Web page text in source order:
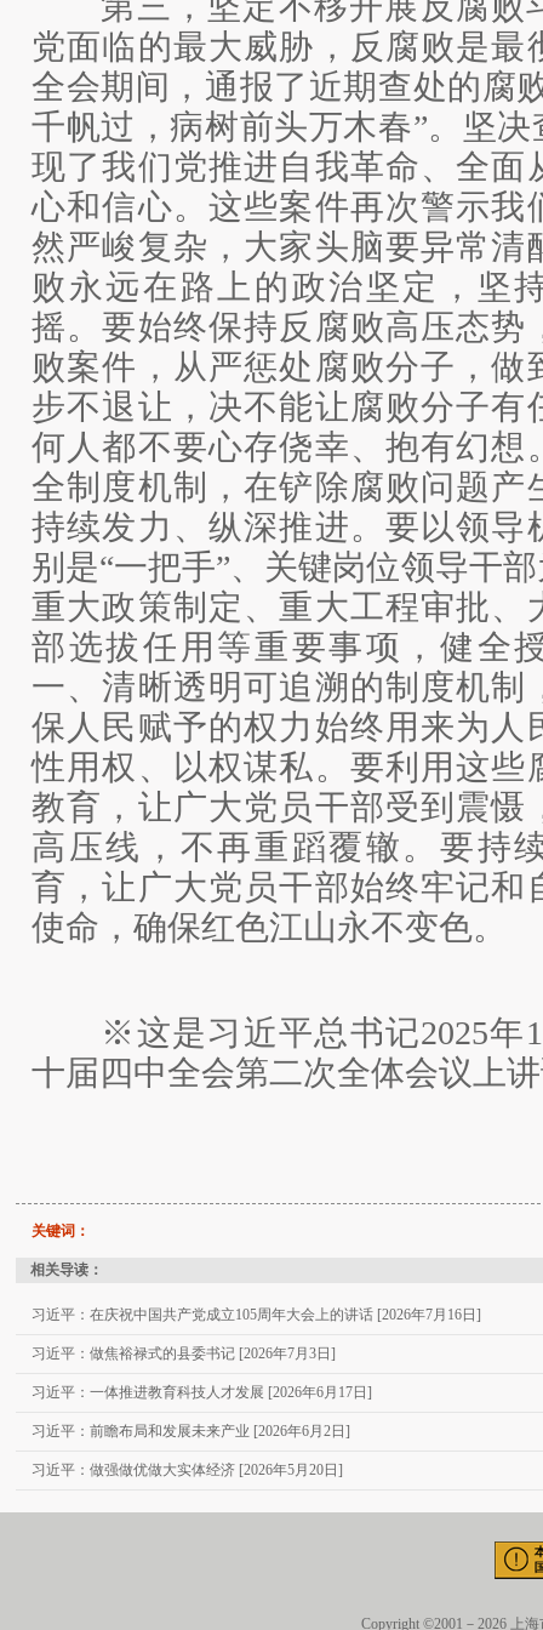
党面临的最大威胁，反腐败是最
全会期间，通报了近期查处的腐
千帆过，病树前头万木春”。坚
现了我们党推进自我革命、全面
心和信心。这些案件再次警示我
然严峻复杂，大家头脑要异常清
败永远在路上的政治坚定，坚
摇。要始终保持反腐败高压态势
败案件，从严惩处腐败分子，做
步不退让，决不能让腐败分子有
何人都不要心存侥幸、抱有幻想
全制度机制，在铲除腐败问题产
持续发力、纵深推进。要以领导
别是“一把手”、关键岗位领导干
重大政策制定、重大工程审批、
部选拔任用等重要事项，健全
一、清晰透明可追溯的制度机制
保人民赋予的权力始终用来为人
性用权、以权谋私。要利用这些
教育，让广大党员干部受到震慑
高压线，不再重蹈覆辙。要持
育，让广大党员干部始终牢记和
使命，确保红色江山永不变色。
※这是习近平总书记2025年
十届四中全会第二次全体会议上
关键词：
相关导读：
习近平：在庆祝中国共产党成立105周年大会上的讲话 [2026年7月16日]
习近平：做焦裕禄式的县委书记 [2026年7月3日]
习近平：一体推进教育科技人才发展 [2026年6月17日]
习近平：前瞻布局和发展未来产业 [2026年6月2日]
习近平：做强做优做大实体经济 [2026年5月20日]
Copyright ©2001－2026 上